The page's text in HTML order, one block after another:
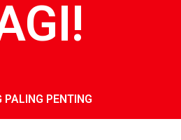
PALING PENTING